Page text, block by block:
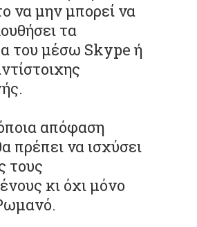
να μην μπορεί να
τα
του μέσω Skype ή
απόφαση
πρέπει να ισχύσει
τους
κι όχι μόνο